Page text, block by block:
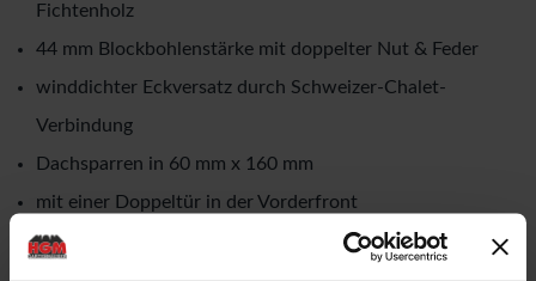
Fichtenholz
44 mm Blockbohlenstärke mit doppelter Nut & Feder
winddichter Eckversatz durch Schweizer-Chalet-
Verbindung
Dachsparren in 60 mm x 160 mm
mit einer Doppeltür in der Vorderfront
Rahmenaußenmaße der Doppeltür: Breite: 1,73 mtr. x